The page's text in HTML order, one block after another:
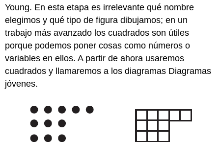
Young. En esta etapa es irrelevante qué nombre
elegimos y qué tipo de figura dibujamos; en un
trabajo más avanzado los cuadrados son útiles
porque podemos poner cosas como números o
variables en ellos. A partir de ahora usaremos
cuadrados y llamaremos a los diagramas Diagramas
jóvenes.